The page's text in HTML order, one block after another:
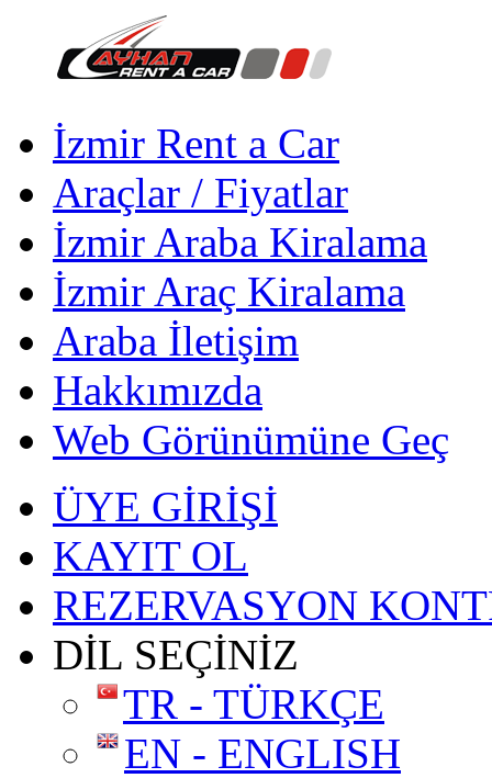
İzmir Rent a Car
Araçlar / Fiyatlar
İzmir Araba Kiralama
İzmir Araç Kiralama
Araba İletişim
Hakkımızda
Web Görünümüne Geç
ÜYE GİRİŞİ
KAYIT OL
REZERVASYON
DİL SEÇİNİZ
TR - TÜRKÇE
EN - ENGLISH